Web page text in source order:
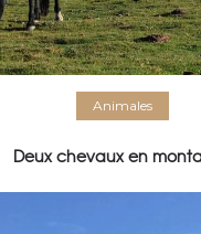
Animales
Deux chevaux en